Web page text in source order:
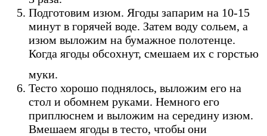
Подготовим изюм. Ягоды запарим на 10-15
минут в горячей воде. Затем воду сольем, а
изюм выложим на бумажное полотенце.
Когда ягоды обсохнут, смешаем их с горстью
муки.
Тесто хорошо поднялось, выложим его на
стол и обомнем руками. Немного его
приплюснем и выложим на середину изюм.
Вмешаем ягоды в тесто, чтобы они